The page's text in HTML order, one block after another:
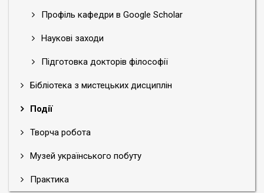
Профіль кафедри в Google Scholar
Наукові заходи
Підготовка докторів філософії
Бібліотека з мистецьких дисциплін
Події
Творча робота
Музей українського побуту
Практика
Київської
Підкреслюючи
значущість
мистецтва
особистості
лектор
увагу
порівняльній